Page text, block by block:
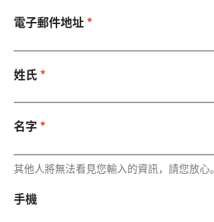
電子郵件地址 *
姓氏 *
名字 *
其他人將無法看見您輸入的資訊，請您放心。
手機